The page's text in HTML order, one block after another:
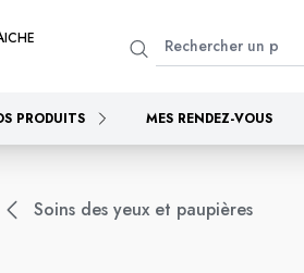
PRODUITS MES RENDEZ-VOUS
Soins des yeux et paupières